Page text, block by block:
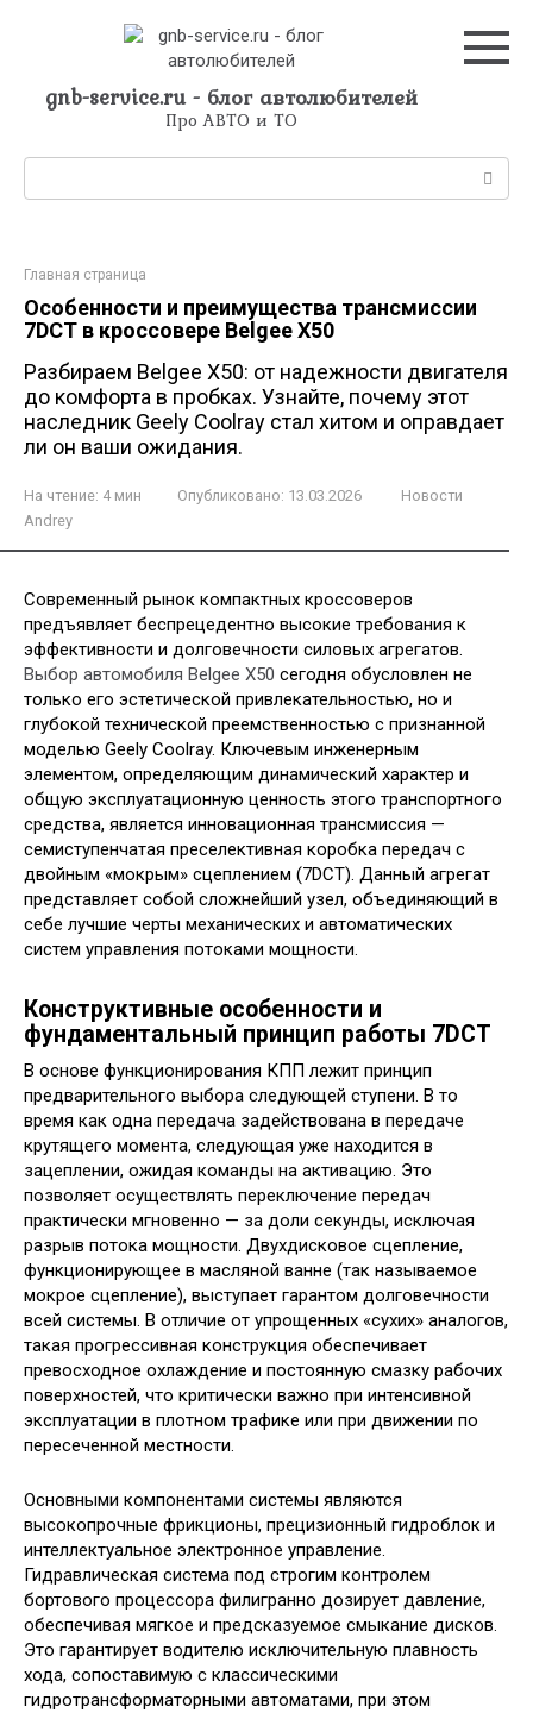
gnb-service.ru - блог автолюбителей
Про АВТО и ТО
Главная страница
Особенности и преимущества трансмиссии
7DCT в кроссовере Belgee X50
Разбираем Belgee X50: от надежности двигателя
до комфорта в пробках. Узнайте, почему этот
наследник Geely Coolray стал хитом и оправдает
ли он ваши ожидания.
На чтение: 4 мин Опубликовано: 13.03.2026
Новости
Andrey
Современный рынок компактных кроссоверов
предъявляет беспрецедентно высокие требования к
эффективности и долговечности силовых агрегатов.
Выбор автомобиля Belgee X50 сегодня обусловлен не
только его эстетической привлекательностью, но и
глубокой технической преемственностью с признанной
моделью Geely Coolray. Ключевым инженерным
элементом, определяющим динамический характер и
общую эксплуатационную ценность этого транспортного
средства, является инновационная трансмиссия —
семиступенчатая преселективная коробка передач с
двойным «мокрым» сцеплением (7DCT). Данный агрегат
представляет собой сложнейший узел, объединяющий в
себе лучшие черты механических и автоматических
систем управления потоками мощности.
Конструктивные особенности и
фундаментальный принцип работы 7DCT
В основе функционирования КПП лежит принцип
предварительного выбора следующей ступени. В то
время как одна передача задействована в передаче
крутящего момента, следующая уже находится в
зацеплении, ожидая команды на активацию. Это
позволяет осуществлять переключение передач
практически мгновенно — за доли секунды, исключая
разрыв потока мощности. Двухдисковое сцепление,
функционирующее в масляной ванне (так называемое
мокрое сцепление), выступает гарантом долговечности
всей системы. В отличие от упрощенных «сухих» аналогов,
такая прогрессивная конструкция обеспечивает
превосходное охлаждение и постоянную смазку рабочих
поверхностей, что критически важно при интенсивной
эксплуатации в плотном трафике или при движении по
пересеченной местности.
Основными компонентами системы являются
высокопрочные фрикционы, прецизионный гидроблок и
интеллектуальное электронное управление.
Гидравлическая система под строгим контролем
бортового процессора филигранно дозирует давление,
обеспечивая мягкое и предсказуемое смыкание дисков.
Это гарантирует водителю исключительную плавность
хода, сопоставимую с классическими
гидротрансформаторными автоматами, при этом